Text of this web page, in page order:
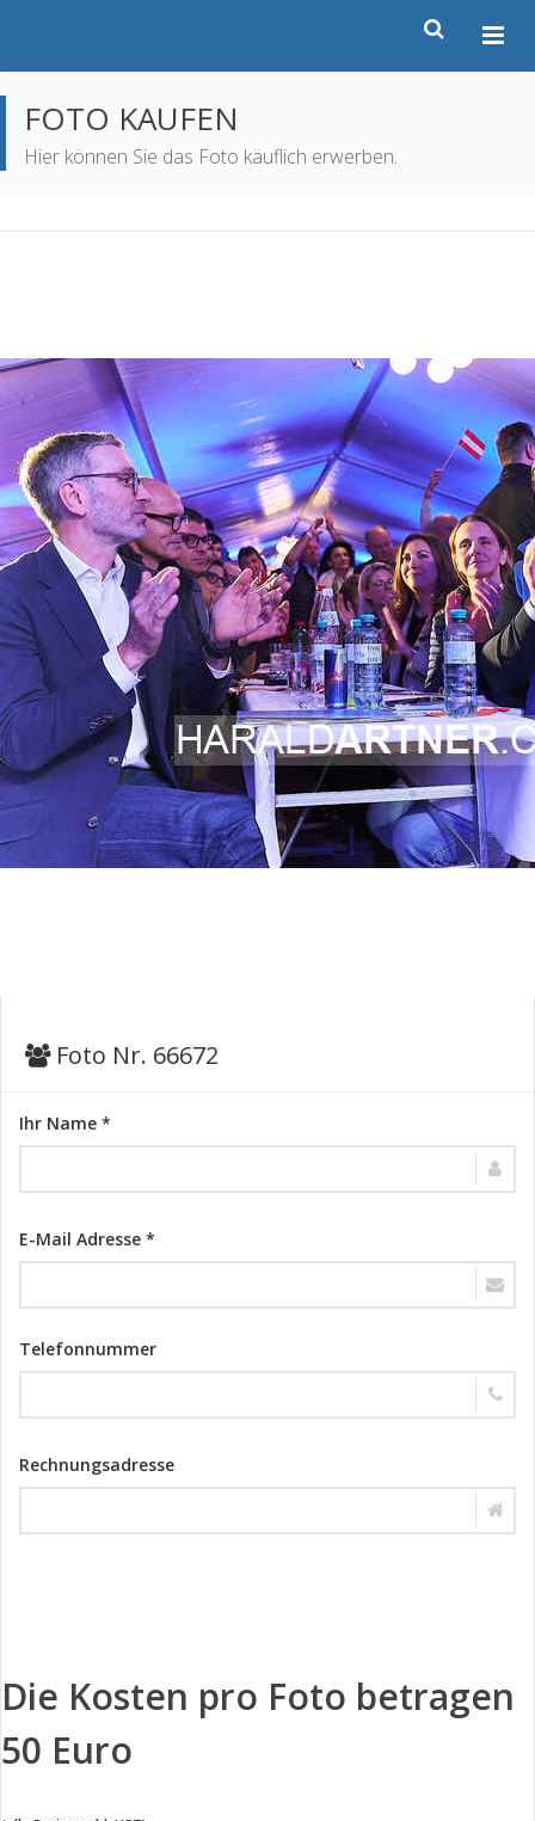
FOTO KAUFEN
Hier können Sie das Foto käuflich erwerben.
Foto Nr. 66672
Ihr Name *
E-Mail Adresse *
Telefonnummer
Rechnungsadresse
Die Kosten pro Foto betragen
50 Euro